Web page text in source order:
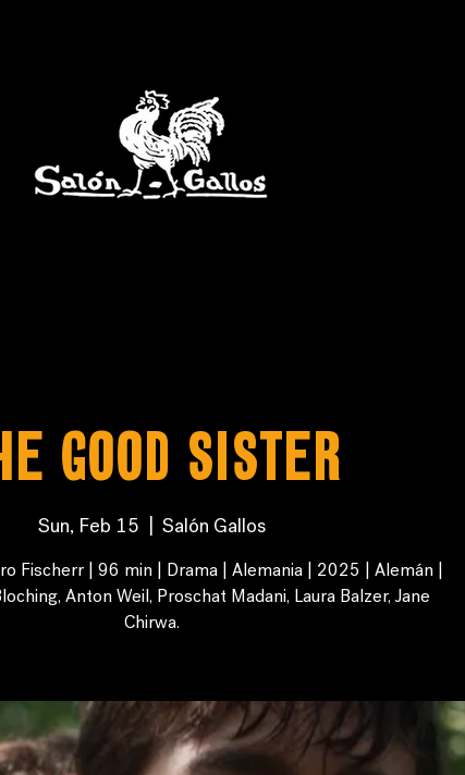
GOOD SISTER
Sun, Feb 15 Salón Gallos
Fischerr | 96 min | Drama | Alemania | 2025 | Alemán |
Anton Weil, Proschat Madani, Laura Balzer, Jane
Chirwa.